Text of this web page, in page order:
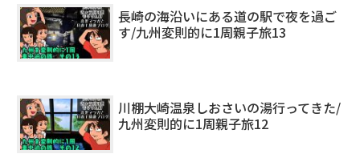
長崎の海沿いにある道の駅で夜を過ご
す/九州変則的に1周親子旅13
川棚大崎温泉しおさいの湯行ってきた/
九州変則的に1周親子旅12